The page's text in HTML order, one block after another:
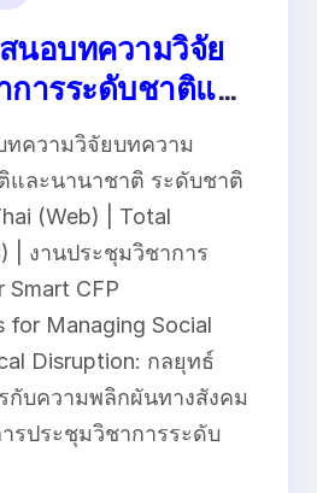
นอบทความวิจัย
ารระดับชาติและ
ทความวิจัยบทความ
และนานาชาติ ระดับชาติ
(Web) | Total
| งานประชุมวิชาการ
Smart CFP
for Managing Social
Disruption: กลยุทธ์
กับความพลิกผันทางสังคม
รประชุมวิชาการระดับ